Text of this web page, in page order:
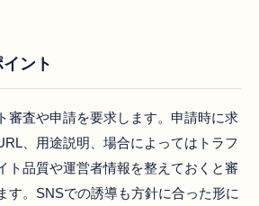
ント
審査や申請を要求します。申請時に求
、用途説明、場合によってはトラフ
ト品質や運営者情報を整えておくと審
す。SNSでの誘導も方針に合った形に